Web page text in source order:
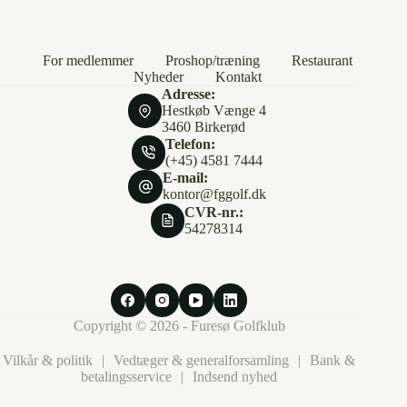
For medlemmer Proshop/træning
Restaurant
Nyheder
Kontakt
Adresse:
Hestkøb Vænge 4
3460 Birkerød
Telefon:
(+45) 4581 7444
E-mail:
kontor@fggolf.dk
CVR-nr.:
54278314
Copyright © 2026 - Furesø Golfklub
Vilkår & politik | Vedtæger & generalforsamling |
Bank &
betalingsservice
| Indsend nyhed